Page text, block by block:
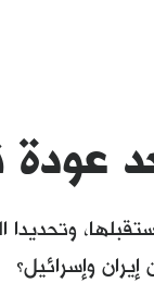
عودة
وتحديدا
وإسرائيل؟